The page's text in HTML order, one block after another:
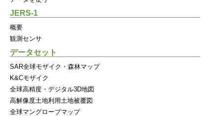
JERS-1
概要
観測センサ
データセット
SAR全球モザイク・森林マップ
K&Cモザイク
全球高精度・デジタル3D地図
高解像度土地利用土地被覆図
全球マングローブマップ